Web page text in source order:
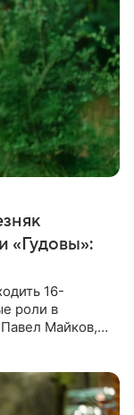
«Гудовы»:
16-
роли в
Майков,